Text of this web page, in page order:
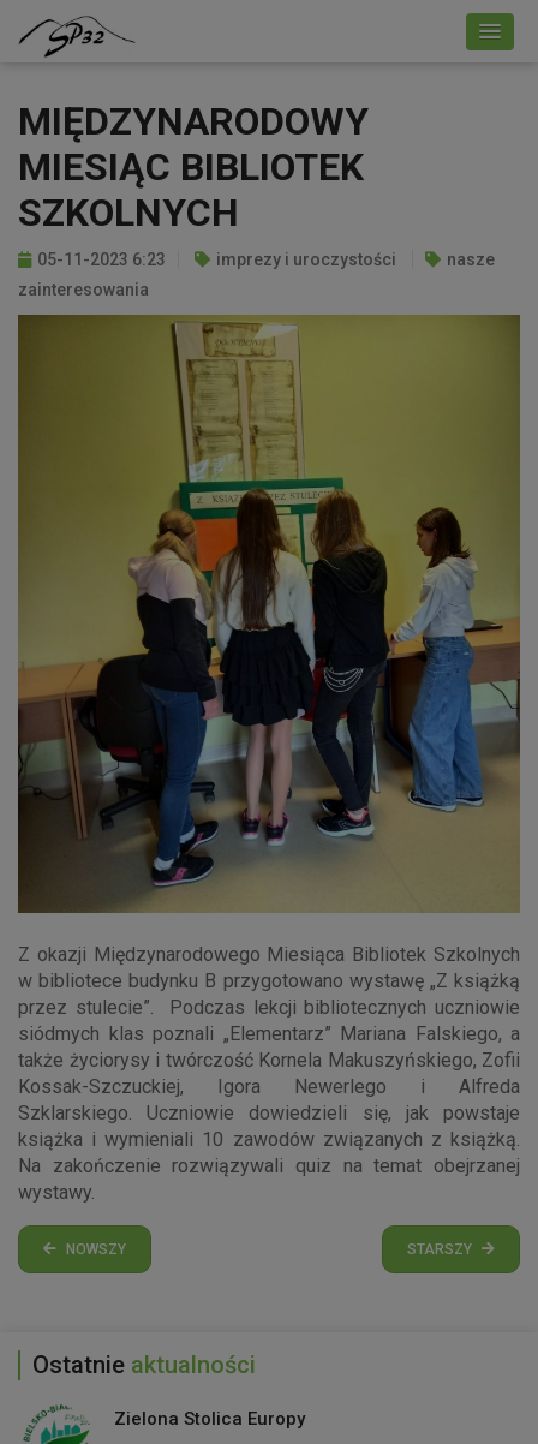
MIĘDZYNARODOWY
MIESIĄC BIBLIOTEK
SZKOLNYCH
05-11-2023 6:23 imprezy i uroczystości
nasze
zainteresowania
Z okazji Międzynarodowego Miesiąca Bibliotek Szkolnych
w bibliotece budynku B przygotowano wystawę „Z książką
przez stulecie”. Podczas lekcji bibliotecznych uczniowie
siódmych klas poznali „Elementarz” Mariana Falskiego, a
także życiorysy i twórczość Kornela Makuszyńskiego, Zofii
Kossak-Szczuckiej, Igora Newerlego i Alfreda
Szklarskiego. Uczniowie dowiedzieli się, jak powstaje
książka i wymieniali 10 zawodów związanych z książką.
Na zakończenie rozwiązywali quiz na temat obejrzanej
wystawy.
NOWSZY STARSZY
Ostatnie aktualności
Zielona Stolica Europy